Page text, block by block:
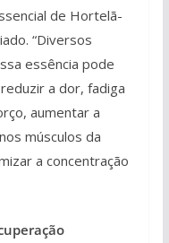
de Hortelã-
“Diversos
essência pode
a dor, fadiga
aumentar a
músculos da
a concentração